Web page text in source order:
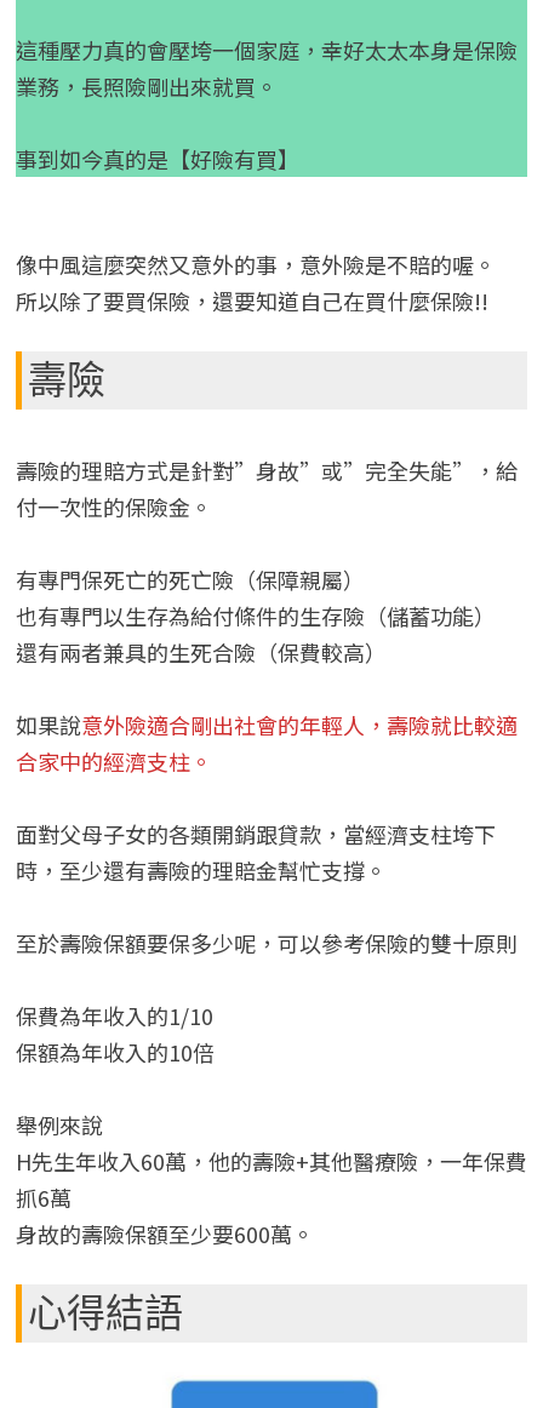
這種壓力真的會壓垮一個家庭，幸好太太本身是保險
業務，長照險剛出來就買。
事到如今真的是【好險有買】
像中風這麼突然又意外的事，意外險是不賠的喔。
所以除了要買保險，還要知道自己在買什麼保險!!
壽險
壽險的理賠方式是針對”身故”或”完全失能”，給
付一次性的保險金。
有專門保死亡的死亡險（保障親屬）
也有專門以生存為給付條件的生存險（儲蓄功能）
還有兩者兼具的生死合險（保費較高）
如果說意外險適合剛出社會的年輕人，壽險就比較適
合家中的經濟支柱。
面對父母子女的各類開銷跟貸款，當經濟支柱垮下
時，至少還有壽險的理賠金幫忙支撐。
至於壽險保額要保多少呢，可以參考保險的雙十原則
保費為年收入的1/10
保額為年收入的10倍
舉例來說
H先生年收入60萬，他的壽險+其他醫療險，一年保費
抓6萬
身故的壽險保額至少要600萬。
心得結語